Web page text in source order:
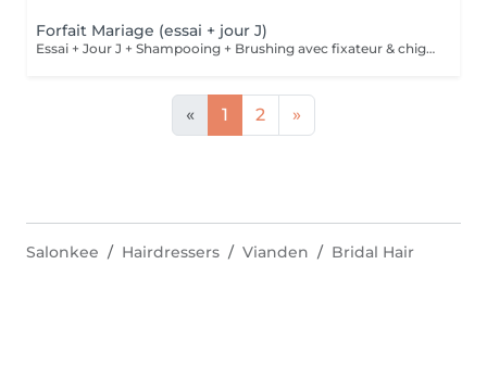
Forfait Mariage (essai + jour J)
Essai + Jour J + Shampooing + Brushing avec fixateur & chignon Possibilité déplacement à domicile
« 1 2 »
Salonkee Hairdressers Vianden Bridal Hair